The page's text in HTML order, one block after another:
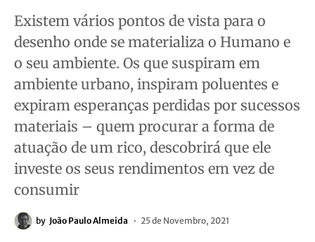
Existem vários pontos de vista para o
desenho onde se materializa o Humano e
o seu ambiente. Os que suspiram em
ambiente urbano, inspiram poluentes e
expiram esperanças perdidas por sucessos
materiais – quem procurar a forma de
atuação de um rico, descobrirá que ele
investe os seus rendimentos em vez de
consumir
by João Paulo Almeida 25 de Novembro, 2021